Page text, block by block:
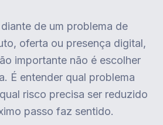
de um problema de
oferta ou presença digital,
importante não é escolher
É entender qual problema
risco precisa ser reduzido
passo faz sentido.